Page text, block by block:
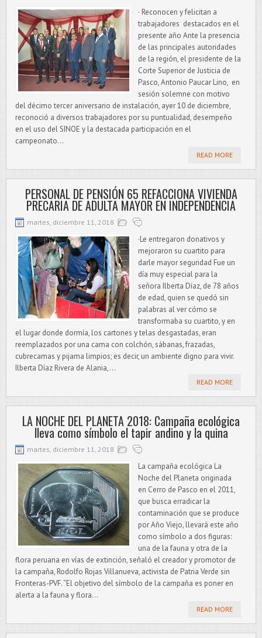
· Reconocen y felicitan a
trabajadores destacados en el
presente año Ante la presencia
de las principales autoridades
de la región, el presidente de la
Corte Superior de Justicia de
Pasco, Antonio Paucar Lino, en
sesión solemne con motivo
del décimo tercer aniversario de instalación, ayer 10 de diciembre,
reconoció a diversos trabajadores por su puntualidad, desempeño
en el uso del SINOE y la destacada participación en el
campeonato...
READ MORE
PERSONAL DE PENSIÓN 65 REFACCIONA VIVIENDA
PRECARIA DE ADULTA MAYOR EN INDEPENDENCIA
martes, diciembre 11, 2018
·Le entregaron donativos y
mejoraron su cuartito para
darle mayor seguridad Fue un
día muy especial para la
señora Ilberta Díaz, de 78 años
de edad, quien se quedó sin
palabras al ver cómo se
transformaba su cuartito, y en
el lugar donde dormía, los cartones y telas desgastadas, eran
reemplazados por una cama con colchón, sábanas, frazadas,
cubrecamas y pijama limpios; es decir, un ambiente digno para vivir.
Ilberta Díaz Rivera de Alania,...
READ MORE
LA NOCHE DEL PLANETA 2018: Campaña ecológica
lleva como símbolo el tapir andino y la quina
martes, diciembre 11, 2018
La campaña ecológica La
Noche del Planeta originada
en Cerro de Pasco en el 2011,
que busca erradicar la
contaminación que se produce
por Año Viejo, llevará este año
como símbolo a dos figuras:
una de la fauna y otra de la
flora peruana en vías de extinción, señaló el creador y promotor de
la campaña, Rodolfo Rojas Villanueva, activista de Patria Verde sin
Fronteras-PVF. “El objetivo del símbolo de la campaña es poner en
alerta a la fauna y flora...
READ MORE